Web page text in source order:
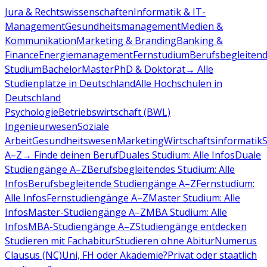
Jura & RechtswissenschaftenInformatik & IT-
ManagementGesundheitsmanagementMedien &
KommunikationMarketing & BrandingBanking &
FinanceEnergiemanagementFernstudiumBerufsbegleitend
StudiumBachelorMasterPhD & Doktorat→ Alle
Studienplätze in DeutschlandAlle Hochschulen in
Deutschland
PsychologieBetriebswirtschaft (BWL)
IngenieurwesenSoziale
ArbeitGesundheitswesenMarketingWirtschaftsinformatik
A–Z→ Finde deinen BerufDuales Studium: Alle InfosDuale
Studiengänge A–ZBerufsbegleitendes Studium: Alle
InfosBerufsbegleitende Studiengänge A–ZFernstudium:
Alle InfosFernstudiengänge A–ZMaster Studium: Alle
InfosMaster-Studiengänge A–ZMBA Studium: Alle
InfosMBA-Studiengänge A–ZStudiengänge entdecken
Studieren mit FachabiturStudieren ohne AbiturNumerus
Clausus (NC)Uni, FH oder Akademie?Privat oder staatlich